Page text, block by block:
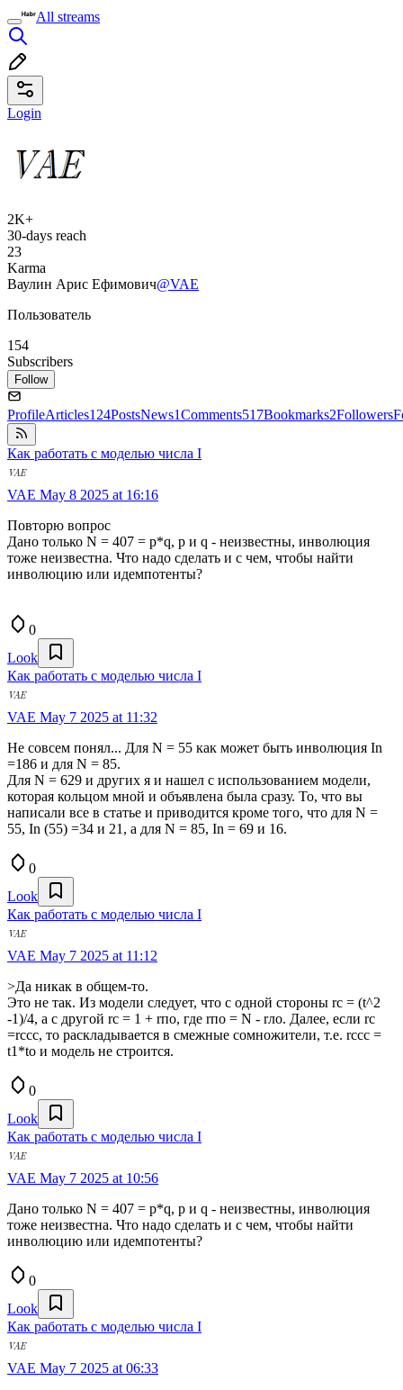
All streams
Login
2K+
30-days reach
23
Karma
Ваулин Арис Ефимович@VAE
Пользователь
154
Subscribers
Follow
ProfileArticles124PostsNews1Comments517Bookmarks2Followers
Как работать с моделью числа I
VAE May 8 2025 at 16:16
Повторю вопрос
Дано только N = 407 = p*q, p и q - неизвестны, инволюция
тоже неизвестна. Что надо сделать и с чем, чтобы найти
инволюцию или идемпотенты?
0
Look
Как работать с моделью числа I
VAE May 7 2025 at 11:32
Не совсем понял... Для N = 55 как может быть инволюция In
=186 и для N = 85.
Для N = 629 и других я и нашел с использованием модели,
которая кольцом мной и объявлена была сразу. То, что вы
написали все в статье и приводится кроме того, что для N =
55, In (55) =34 и 21, а для N = 85, In = 69 и 16.
0
Look
Как работать с моделью числа I
VAE May 7 2025 at 11:12
>Да никак в общем-то.
Это не так. Из модели следует, что с одной стороны rc = (t^2
-1)/4, а с другой rc = 1 + rпо, где rпо = N - rло. Далее, если rc
=rccc, то раскладывается в смежные сомножители, т.е. rcсс =
t1*tо и модель не строится.
0
Look
Как работать с моделью числа I
VAE May 7 2025 at 10:56
Дано только N = 407 = p*q, p и q - неизвестны, инволюция
тоже неизвестна. Что надо сделать и с чем, чтобы найти
инволюцию или идемпотенты?
0
Look
Как работать с моделью числа I
VAE May 7 2025 at 06:33